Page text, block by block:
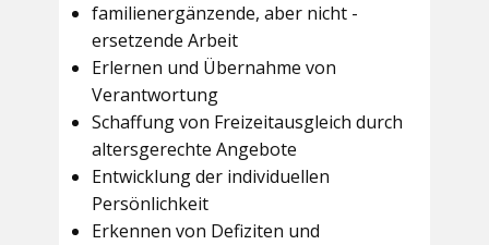
familienergänzende, aber nicht -
ersetzende Arbeit
Erlernen und Übernahme von
Verantwortung
Schaffung von Freizeitausgleich durch
altersgerechte Angebote
Entwicklung der individuellen
Persönlichkeit
Erkennen von Defiziten und